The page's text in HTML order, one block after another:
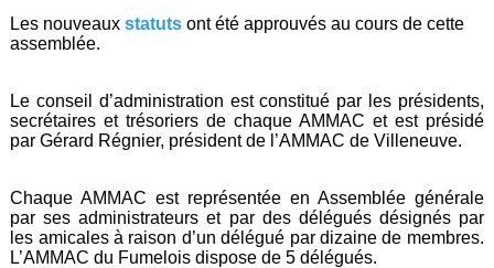
Les nouveauxstatuts ont été approuvés au cours de cette
assemblée.
Le conseil d’administration est constitué par les présidents,
secrétaires et trésoriers de chaque AMMAC et est présidé
par Gérard Régnier, président de l’AMMAC de Villeneuve.
Chaque AMMAC est représentée en Assemblée générale
par ses administrateurs et par des délégués désignés par
les amicales à raison d’un délégué par dizaine de membres.
L’AMMAC du Fumelois dispose de 5 délégués.